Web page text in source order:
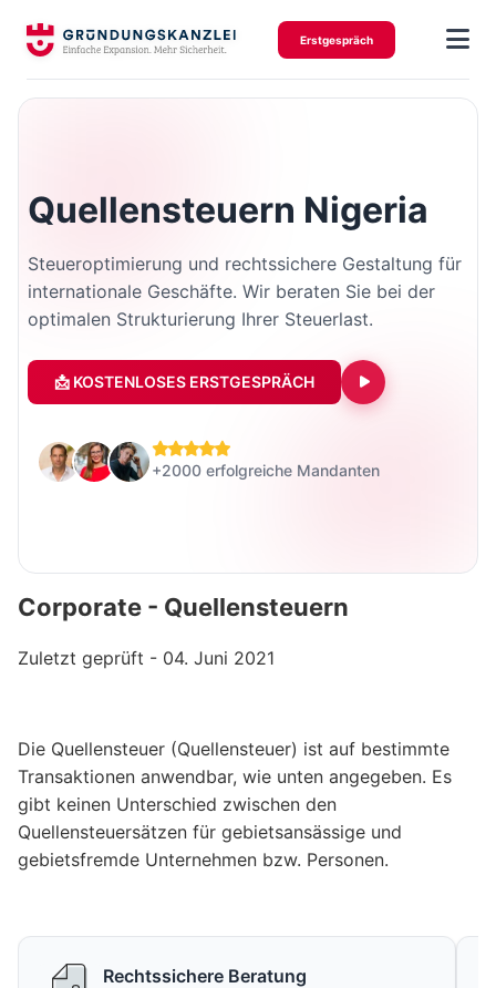
Erstgespräch
Quellensteuern Nigeria
Steueroptimierung und rechtssichere Gestaltung für
internationale Geschäfte. Wir beraten Sie bei der
optimalen Strukturierung Ihrer Steuerlast.
📩 KOSTENLOSES ERSTGESPRÄCH
+2000 erfolgreiche Mandanten
Corporate - Quellensteuern
Zuletzt geprüft - 04. Juni 2021
Die Quellensteuer (Quellensteuer) ist auf bestimmte
Transaktionen anwendbar, wie unten angegeben. Es
gibt keinen Unterschied zwischen den
Quellensteuersätzen für gebietsansässige und
gebietsfremde Unternehmen bzw. Personen.
Rechtssichere Beratung